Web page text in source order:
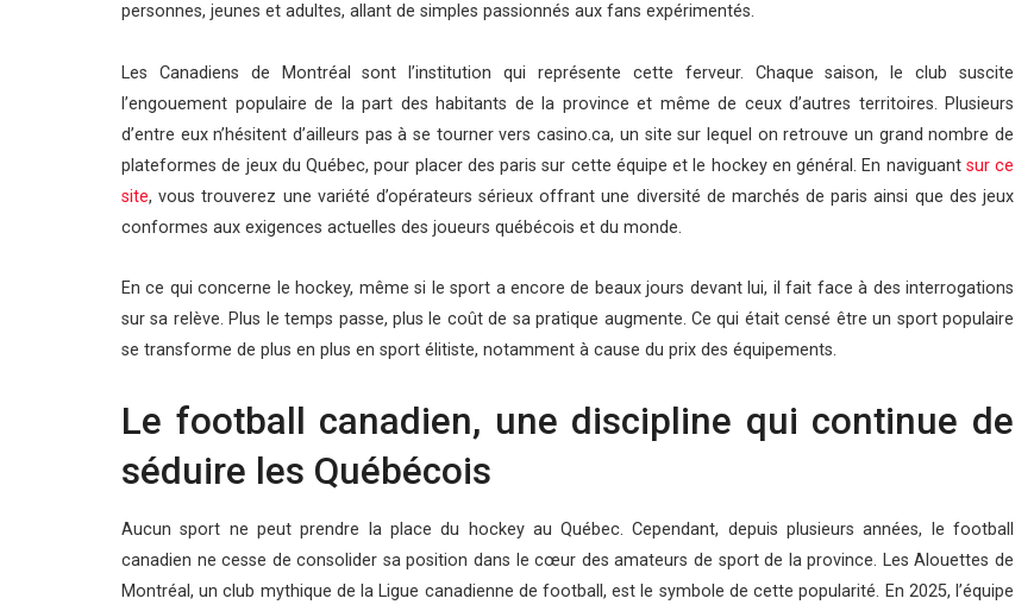
personnes, jeunes et adultes, allant de simples passionnés aux fans expérimentés.
Les Canadiens de Montréal sont l’institution qui représente cette ferveur. Chaque saison, le club suscite
l’engouement populaire de la part des habitants de la province et même de ceux d’autres territoires. Plusieurs
d’entre eux n’hésitent d’ailleurs pas à se tourner vers casino.ca, un site sur lequel on retrouve un grand nombre de
plateformes de jeux du Québec, pour placer des paris sur cette équipe et le hockey en général. En naviguant sur ce
site, vous trouverez une variété d’opérateurs sérieux offrant une diversité de marchés de paris ainsi que des jeux
conformes aux exigences actuelles des joueurs québécois et du monde.
En ce qui concerne le hockey, même si le sport a encore de beaux jours devant lui, il fait face à des interrogations
sur sa relève. Plus le temps passe, plus le coût de sa pratique augmente. Ce qui était censé être un sport populaire
se transforme de plus en plus en sport élitiste, notamment à cause du prix des équipements.
Le football canadien, une discipline qui continue de
séduire les Québécois
Aucun sport ne peut prendre la place du hockey au Québec. Cependant, depuis plusieurs années, le football
canadien ne cesse de consolider sa position dans le cœur des amateurs de sport de la province. Les Alouettes de
Montréal, un club mythique de la Ligue canadienne de football, est le symbole de cette popularité. En 2025, l’équipe